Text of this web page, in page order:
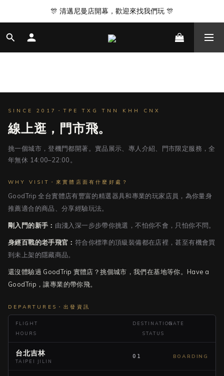
🎊 清邁尼曼店開幕，歡迎來找我們玩 🎊
🎊 清邁尼曼店開幕，歡迎來找我們玩 🎊
台北｜台中｜台南｜高雄 皆有實體門市
SINCE 2017・TPE TXG TNN KHH CNX
線上逛，門市飛。
挑一個城市，登機門都開著。實品展示、專人介紹、門市限定服務，全
年無休 14:00–22:00。
WHY VISIT・來實體店面有什麼好處？
GoodTrip 全台實體店有豐富的精選器具和專業的玩家店員，為你量身
推薦適合的商品、分享經驗玩法。
剛入門的新手： 由淺入深一步步帶你挑選，不怕你不會，只怕你不問。
身經百戰的老手飛官： 符合你標準的頂級裝備都在店裡，甚至有機會買
到未上架的隱藏商品。
還沒體驗過 GoodTrip 實體店？挑個城市，我們在基地等你。Have a
GoodTrip，讓專業的帶你飛。
DEPARTURES・出發資訊
FLIGHT DESTINATIONGATE
HOURS
STATUS
台北吉林
TAIPEI JILIN
01 BOARDING